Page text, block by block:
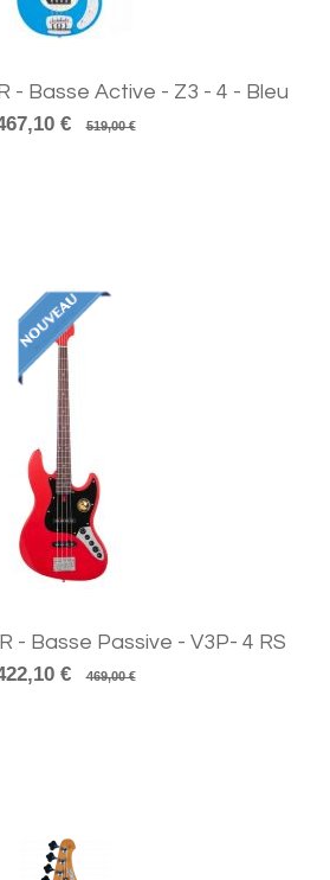
- Basse Active - Z3 - 4 - Bleu
€
519,00 €
- Basse Passive - V3P- 4 RS
€
469,00 €